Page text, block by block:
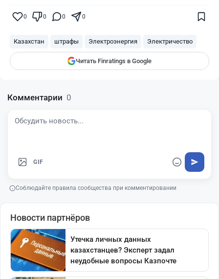
0 0 0 0
Казахстан штрафы Электроэнергия Электричество
Читать Finratings в Google
показываться вам
Комментарии 0
GIF
Соблюдайте правила сообщества при комментировании